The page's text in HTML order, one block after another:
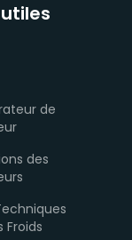
de
des
Froids